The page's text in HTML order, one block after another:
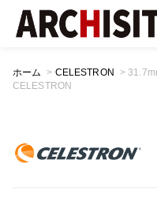
ホーム > CELESTRON >
CELESTRON